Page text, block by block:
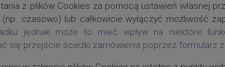
z plików Cookies za pomocą ustawień własnej
czasowo) lub całkowicie wyłączyć możliwość
jednak może to mieć wpływ na niektóre
się przejście ścieżki zamówienia poprzez formularz